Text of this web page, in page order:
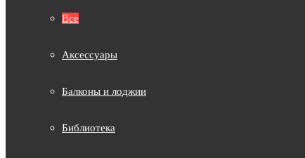
Все
Аксессуары
Балконы и лоджии
Библиотека